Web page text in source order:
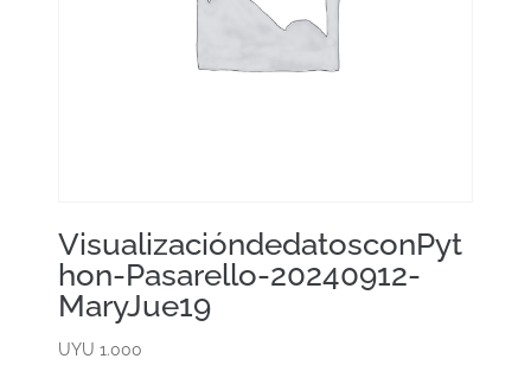
VisualizacióndedatosconPyt
hon-Pasarello-20240912-
MaryJue19
UYU 1.000